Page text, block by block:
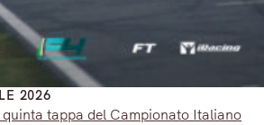
2026
tappa del Campionato Italiano